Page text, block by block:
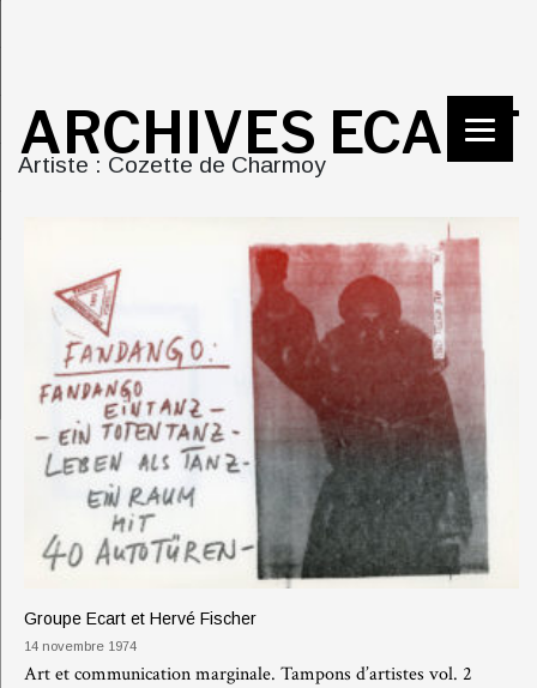
ARCHIVES ECART
Artiste : Cozette de Charmoy
Groupe Ecart et Hervé Fischer
14 novembre 1974
Art et communication marginale. Tampons d’artistes vol. 2